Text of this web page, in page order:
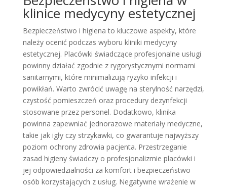
klinice medycyny estetycznej
Bezpieczeństwo i higiena to kluczowe aspekty, które
należy ocenić podczas wyboru kliniki medycyny
estetycznej. Placówki świadczące profesjonalne usługi
powinny działać zgodnie z rygorystycznymi normami
sanitarnymi, które minimalizują ryzyko infekcji i
powikłań. Warto zwrócić uwagę na sterylność narzędzi,
czystość pomieszczeń oraz procedury dezynfekcji
stosowane przez personel. Dodatkowo, klinika
powinna zapewniać jednorazowe materiały medyczne,
takie jak igły czy strzykawki, co gwarantuje najwyższy
poziom ochrony zdrowia pacjenta. Przestrzeganie
zasad higieny świadczy o profesjonalizmie placówki i
jej odpowiedzialności za komfort i bezpieczeństwo
osób korzystających z usług. Negatywne wrażenie w